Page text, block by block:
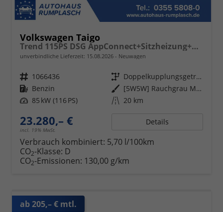
Volkswagen Taigo
Trend 115PS DSG AppConnect+Sitzheizung+PDC+Alu16+LED+DAB+FrontAssist
unverbindliche Lieferzeit: 15.08.2026 Neuwagen
Fahrzeugnr. 1066436 Getriebe
Doppelkupplungsgetriebe (DSG)
Kraftstoff Benzin Außenfarbe
[5W5W] Rauchgrau Metallic
Leistung 85 kW (116 PS) Kilometerstand 20 km
23.280,– €
incl. 19% MwSt.
Details
Verbrauch kombiniert: 5,70 l/100km
CO2-Klasse: D
CO2-Emissionen: 130,00 g/km
ab 205,– € mtl.